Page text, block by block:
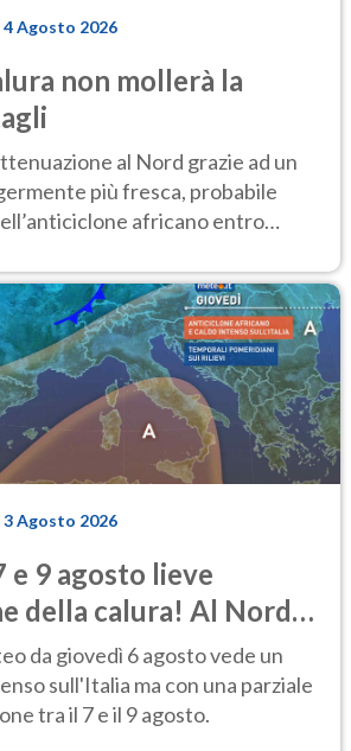
4 Agosto 2026
non mollerà la
al Nord grazie ad un
più fresca, probabile
africano entro
3 Agosto 2026
e 9 agosto lieve
della calura! Al Nord
da giovedì 6 agosto vede un
sull'Italia ma con una parziale
tra il 7 e il 9 agosto.